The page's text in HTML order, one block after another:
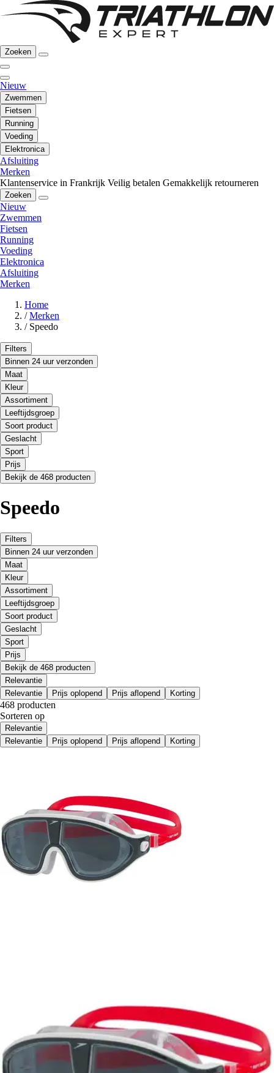
Zoeken
Nieuw
Zwemmen
Fietsen
Running
Voeding
Elektronica
Afsluiting
Merken
Klantenservice in Frankrijk Veilig betalen Gemakkelijk retourneren
Zoeken
Nieuw
Zwemmen
Fietsen
Running
Voeding
Elektronica
Afsluiting
Merken
Home
/ Merken
/ Speedo
Filters
Binnen 24 uur verzonden
Maat
Kleur
Assortiment
Leeftijdsgroep
Soort product
Geslacht
Sport
Prijs
Bekijk de 468 producten
Speedo
Filters
Binnen 24 uur verzonden
Maat
Kleur
Assortiment
Leeftijdsgroep
Soort product
Geslacht
Sport
Prijs
Bekijk de 468 producten
Relevantie
Relevantie
Prijs oplopend Prijs aflopend Korting
468 producten
Sorteren op
Relevantie
Relevantie
Prijs oplopend Prijs aflopend Korting